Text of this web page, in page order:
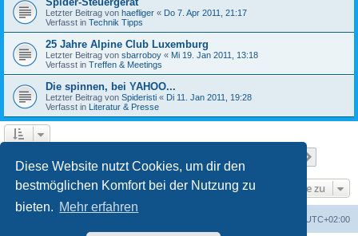
Diese Website nutzt Cookies, um dir den
bestmöglichen Komfort bei der Nutzung zu
bieten. Mehr erfahren
Letzter Beitrag von haefliger « Do 7. Apr 2011, 21:17
Verfasst in Technik Tipps
25 Jahre Alpine Club Luxemburg
Letzter Beitrag von sbarroboy « Mi 19. Jan 2011, 13:18
Verfasst in Treffen & Meetings
Die spinnen, bei YAHOO...
Letzter Beitrag von Spideristi « Di 11. Jan 2011, 19:28
Verfasst in Literatur & Presse
Gehe zu
UTC+02:00